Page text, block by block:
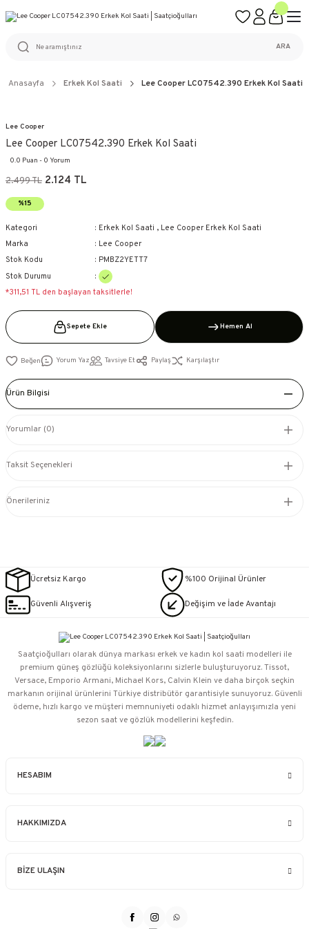
%100 ORİJİNAL ÜRÜN GARANTİSİ
ARA
Anasayfa Erkek Kol Saati Lee Cooper LC07542.390 Erkek Kol Saati
Lee Cooper
Lee Cooper LC07542.390 Erkek Kol Saati
0.0 Puan - 0 Yorum
2.499 TL 2.124 TL
%15
Kategori Erkek Kol Saati , Lee Cooper Erkek Kol Saati
Marka
Lee Cooper
Stok Kodu
PMBZ2YETT7
Stok Durumu
*311,51 TL den başlayan taksitlerle!
Sepete Ekle Hemen Al
Yorum Yaz Tavsiye Et Paylaş Karşılaştır
Ürün Bilgisi
Yorumlar (0)
Taksit Seçenekleri
Önerileriniz
Ücretsiz Kargo %100 Orijinal Ürünler
Güvenli Alışveriş Değişim ve İade Avantajı
HESABIM
HAKKIMIZDA
BİZE ULAŞIN
Saatçioğulları⁠ olarak dünya markası erkek ve kadın kol saati modelleri ile
premium güneş gözlüğü koleksiyonlarını sizlerle buluşturuyoruz. Tissot,
Versace, Emporio Armani, Michael Kors, Calvin Klein ve daha birçok seçkin
markanın orijinal ürünlerini Türkiye distribütör garantisiyle sunuyoruz. Güvenli
ödeme, hızlı kargo ve müşteri memnuniyeti odaklı hizmet anlayışımızla yeni
sezon saat ve gözlük modellerini keşfedin.